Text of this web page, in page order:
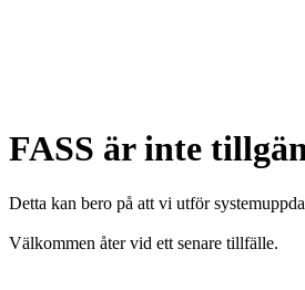
FASS är inte
Detta kan bero på att vi utför
Välkommen åter vid ett senare tillfälle.